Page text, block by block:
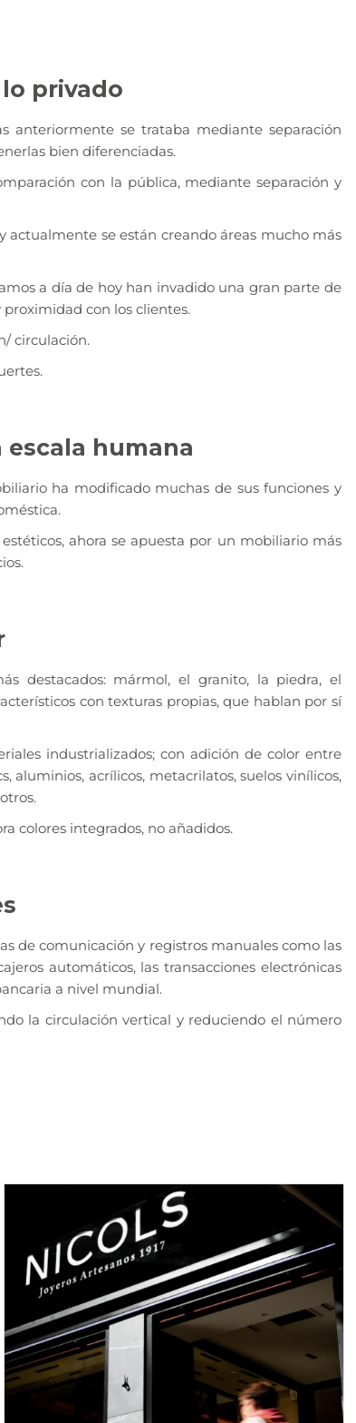
privado
anteriormente se trataba mediante separación
bien diferenciadas.
con la pública, mediante separación y
actualmente se están creando áreas mucho más
a día de hoy han invadido una gran parte de
con los clientes.
circulación.
humana
ha modificado muchas de sus funciones y
ahora se apuesta por un mobiliario más
destacados: mármol, el granito, la piedra, el
con texturas propias, que hablan por sí
industrializados; con adición de color entre
aluminios, acrílicos, metacrilatos, suelos vinílicos,
colores integrados, no añadidos.
de comunicación y registros manuales como las
automáticos, las transacciones electrónicas
a nivel mundial.
la circulación vertical y reduciendo el número